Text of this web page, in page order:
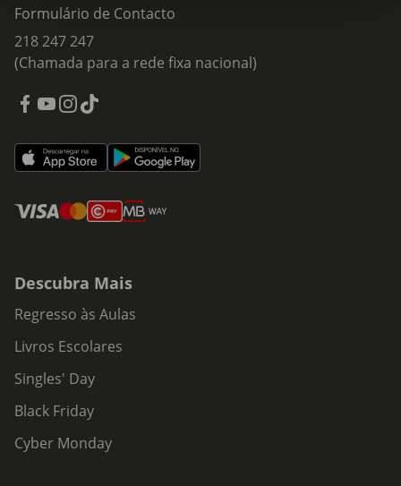
Formulário de Contacto
218 247 247
(Chamada para a rede fixa nacional)
Descubra Mais
Regresso às Aulas
Livros Escolares
Singles' Day
Black Friday
Cyber Monday